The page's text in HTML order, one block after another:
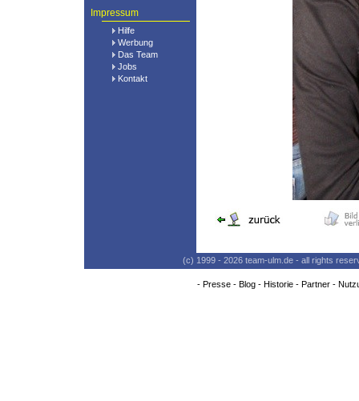
Impressum
Hilfe
Werbung
Das Team
Jobs
Kontakt
(c) 1999 - 2026 team-ulm.de - all rights
- Presse- Blog- Historie- Partner-